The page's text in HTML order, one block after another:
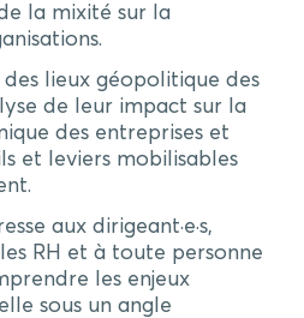
la mixité sur la
lieux géopolitique des
de leur impact sur la
des entreprises et
et leviers mobilisables
aux dirigeant·e·s,
RH et à toute personne
les enjeux
sous un angle